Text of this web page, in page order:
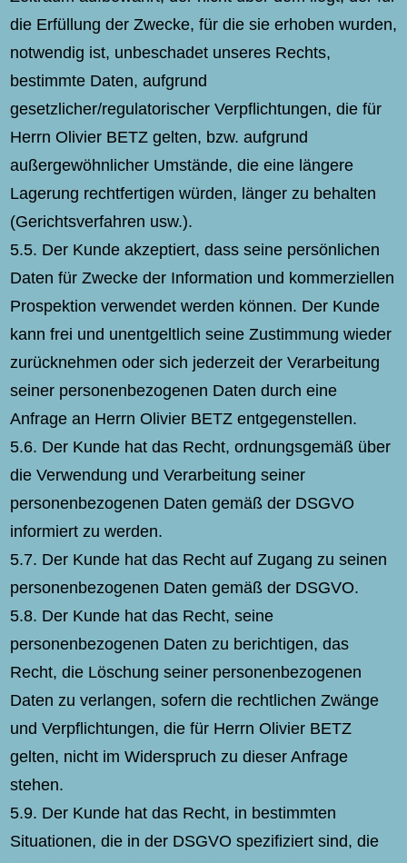
die Erfüllung der Zwecke, für die sie erhoben wurden,
notwendig ist, unbeschadet unseres Rechts,
bestimmte Daten, aufgrund
gesetzlicher/regulatorischer Verpflichtungen, die für
Herrn Olivier BETZ gelten, bzw. aufgrund
außergewöhnlicher Umstände, die eine längere
Lagerung rechtfertigen würden, länger zu behalten
(Gerichtsverfahren usw.).
5.5. Der Kunde akzeptiert, dass seine persönlichen
Daten für Zwecke der Information und kommerziellen
Prospektion verwendet werden können. Der Kunde
kann frei und unentgeltlich seine Zustimmung wieder
zurücknehmen oder sich jederzeit der Verarbeitung
seiner personenbezogenen Daten durch eine
Anfrage an Herrn Olivier BETZ entgegenstellen.
5.6. Der Kunde hat das Recht, ordnungsgemäß über
die Verwendung und Verarbeitung seiner
personenbezogenen Daten gemäß der DSGVO
informiert zu werden.
5.7. Der Kunde hat das Recht auf Zugang zu seinen
personenbezogenen Daten gemäß der DSGVO.
5.8. Der Kunde hat das Recht, seine
personenbezogenen Daten zu berichtigen, das
Recht, die Löschung seiner personenbezogenen
Daten zu verlangen, sofern die rechtlichen Zwänge
und Verpflichtungen, die für Herrn Olivier BETZ
gelten, nicht im Widerspruch zu dieser Anfrage
stehen.
5.9. Der Kunde hat das Recht, in bestimmten
Situationen, die in der DSGVO spezifiziert sind, die